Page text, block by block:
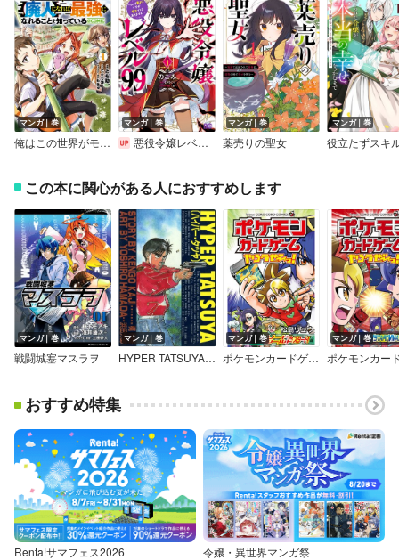
マンガ｜巻
俺はこの世界がモブでも【廃人】になれば最強になれることを知っている＠COMIC
マンガ｜巻
悪役令嬢レベル99 ～私は裏ボスですが魔王ではありません～
マンガ｜巻
薬売りの聖女
マンガ｜巻
この本に関心がある人におすすめします
マンガ｜巻
戦闘城塞マスラヲ
マンガ｜巻
HYPER TATSUYA〔ハイパー・タツヤ〕
マンガ｜巻
ポケモンカードゲームやろうぜ～っ！ ソード＆シールド スタート！編
マンガ｜巻
おすすめ特集
Renta!サマフェス2026 令嬢・異世界マンガ祭